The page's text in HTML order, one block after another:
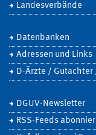
Landesverbände
Datenbanken
Adressen und Links
D-Ärzte / Gutachter
DGUV-Newsletter
RSS-Feeds